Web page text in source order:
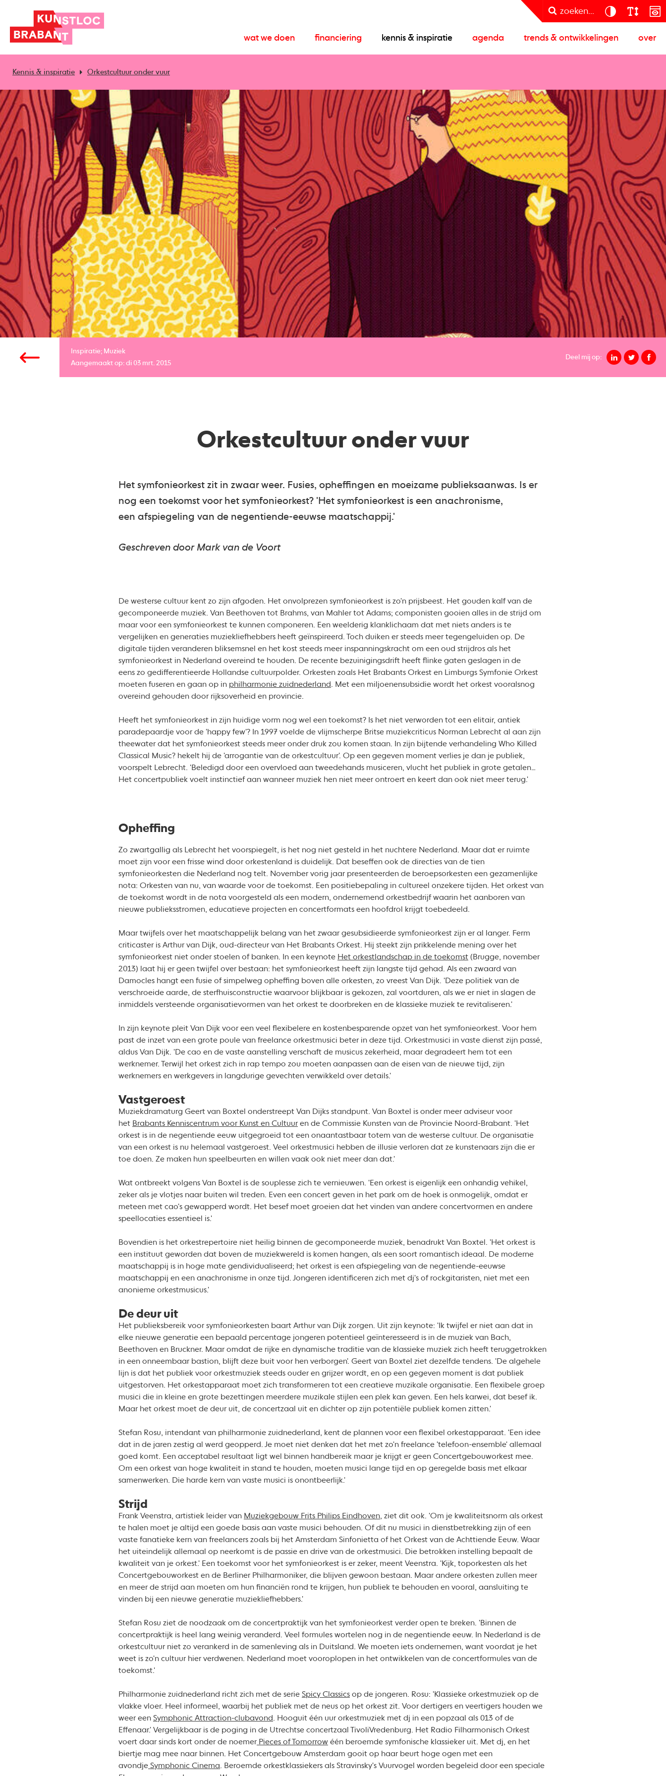
zoeken...
wat we doen financiering kennis & inspiratie agenda trends & ontwikkelingen over
Kennis & inspiratie Orkestcultuur onder vuur
Inspiratie; Muziek
Aangemaakt op: di 03 mrt. 2015
Deel mij op:
Orkestcultuur onder vuur
Het symfonieorkest zit in zwaar weer. Fusies, opheffingen en moeizame publieksaanwas. Is er
nog een toekomst voor het symfonieorkest? 'Het symfonieorkest is een anachronisme,
een afspiegeling van de negentiende-eeuwse maatschappij.'
Geschreven door Mark van de Voort
De westerse cultuur kent zo zijn afgoden. Het onvolprezen symfonieorkest is zo'n prijsbeest. Het gouden kalf van de
gecomponeerde muziek. Van Beethoven tot Brahms, van Mahler tot Adams; componisten gooien alles in de strijd om
maar voor een symfonieorkest te kunnen componeren. Een weelderig klanklichaam dat met niets anders is te
vergelijken en generaties muziekliefhebbers heeft geïnspireerd. Toch duiken er steeds meer tegengeluiden op. De
digitale tijden veranderen bliksemsnel en het kost steeds meer inspanningskracht om een oud strijdros als het
symfonieorkest in Nederland overeind te houden. De recente bezuinigingsdrift heeft flinke gaten geslagen in de
eens zo gedifferentieerde Hollandse cultuurpolder. Orkesten zoals Het Brabants Orkest en Limburgs Symfonie Orkest
moeten fuseren en gaan op in philharmonie zuidnederland. Met een miljoenensubsidie wordt het orkest vooralsnog
overeind gehouden door rijksoverheid en provincie.
Heeft het symfonieorkest in zijn huidige vorm nog wel een toekomst? Is het niet verworden tot een elitair, antiek
paradepaardje voor de 'happy few'? In 1997 voelde de vlijmscherpe Britse muziekcriticus Norman Lebrecht al aan zijn
theewater dat het symfonieorkest steeds meer onder druk zou komen staan. In zijn bijtende verhandeling Who Killed
Classical Music? hekelt hij de 'arrogantie van de orkestcultuur'. Op een gegeven moment verlies je dan je publiek,
voorspelt Lebrecht. 'Beledigd door een overvloed aan tweedehands musiceren, vlucht het publiek in grote getalen…
Het concertpubliek voelt instinctief aan wanneer muziek hen niet meer ontroert en keert dan ook niet meer terug.'
Opheffing
Zo zwartgallig als Lebrecht het voorspiegelt, is het nog niet gesteld in het nuchtere Nederland. Maar dat er ruimte
moet zijn voor een frisse wind door orkestenland is duidelijk. Dat beseffen ook de directies van de tien
symfonieorkesten die Nederland nog telt. November vorig jaar presenteerden de beroepsorkesten een gezamenlijke
nota: Orkesten van nu, van waarde voor de toekomst. Een positiebepaling in cultureel onzekere tijden. Het orkest van
de toekomst wordt in de nota voorgesteld als een modern, ondernemend orkestbedrijf waarin het aanboren van
nieuwe publieksstromen, educatieve projecten en concertformats een hoofdrol krijgt toebedeeld.
Maar twijfels over het maatschappelijk belang van het zwaar gesubsidieerde symfonieorkest zijn er al langer. Ferm
criticaster is Arthur van Dijk, oud-directeur van Het Brabants Orkest. Hij steekt zijn prikkelende mening over het
symfonieorkest niet onder stoelen of banken. In een keynote Het orkestlandschap in de toekomst (Brugge, november
2013) laat hij er geen twijfel over bestaan: het symfonieorkest heeft zijn langste tijd gehad. Als een zwaard van
Damocles hangt een fusie of simpelweg opheffing boven alle orkesten, zo vreest Van Dijk. 'Deze politiek van de
verschroeide aarde, de sterfhuisconstructie waarvoor blijkbaar is gekozen, zal voortduren, als we er niet in slagen de
inmiddels versteende organisatievormen van het orkest te doorbreken en de klassieke muziek te revitaliseren.'
In zijn keynote pleit Van Dijk voor een veel flexibelere en kostenbesparende opzet van het symfonieorkest. Voor hem
past de inzet van een grote poule van freelance orkestmusici beter in deze tijd. Orkestmusici in vaste dienst zijn passé,
aldus Van Dijk. 'De cao en de vaste aanstelling verschaft de musicus zekerheid, maar degradeert hem tot een
werknemer. Terwijl het orkest zich in rap tempo zou moeten aanpassen aan de eisen van de nieuwe tijd, zijn
werknemers en werkgevers in langdurige gevechten verwikkeld over details.'
Vastgeroest
Muziekdramaturg Geert van Boxtel onderstreept Van Dijks standpunt. Van Boxtel is onder meer adviseur voor
het Brabants Kenniscentrum voor Kunst en Cultuur en de Commissie Kunsten van de Provincie Noord-Brabant. 'Het
orkest is in de negentiende eeuw uitgegroeid tot een onaantastbaar totem van de westerse cultuur. De organisatie
van een orkest is nu helemaal vastgeroest. Veel orkestmusici hebben de illusie verloren dat ze kunstenaars zijn die er
toe doen. Ze maken hun speelbeurten en willen vaak ook niet meer dan dat.'
Wat ontbreekt volgens Van Boxtel is de souplesse zich te vernieuwen. 'Een orkest is eigenlijk een onhandig vehikel,
zeker als je vlotjes naar buiten wil treden. Even een concert geven in het park om de hoek is onmogelijk, omdat er
meteen met cao's gewapperd wordt. Het besef moet groeien dat het vinden van andere concertvormen en andere
speellocaties essentieel is.'
Bovendien is het orkestrepertoire niet heilig binnen de gecomponeerde muziek, benadrukt Van Boxtel. 'Het orkest is
een instituut geworden dat boven de muziekwereld is komen hangen, als een soort romantisch ideaal. De moderne
maatschappij is in hoge mate gendividualiseerd; het orkest is een afspiegeling van de negentiende-eeuwse
maatschappij en een anachronisme in onze tijd. Jongeren identificeren zich met dj's of rockgitaristen, niet met een
anonieme orkestmusicus.'
De deur uit
Het publieksbereik voor symfonieorkesten baart Arthur van Dijk zorgen. Uit zijn keynote: 'Ik twijfel er niet aan dat in
elke nieuwe generatie een bepaald percentage jongeren potentieel geïnteresseerd is in de muziek van Bach,
Beethoven en Bruckner. Maar omdat de rijke en dynamische traditie van de klassieke muziek zich heeft teruggetrokken
in een onneembaar bastion, blijft deze buit voor hen verborgen'. Geert van Boxtel ziet dezelfde tendens. 'De algehele
lijn is dat het publiek voor orkestmuziek steeds ouder en grijzer wordt, en op een gegeven moment is dat publiek
uitgestorven. Het orkestapparaat moet zich transformeren tot een creatieve muzikale organisatie. Een flexibele groep
musici die in kleine en grote bezettingen meerdere muzikale stijlen een plek kan geven. Een hels karwei, dat besef ik.
Maar het orkest moet de deur uit, de concertzaal uit en dichter op zijn potentiële publiek komen zitten.'
Stefan Rosu, intendant van philharmonie zuidnederland, kent de plannen voor een flexibel orkestapparaat. 'Een idee
dat in de jaren zestig al werd geopperd. Je moet niet denken dat het met zo'n freelance 'telefoon-ensemble' allemaal
goed komt. Een acceptabel resultaat ligt wel binnen handbereik maar je krijgt er geen Concertgebouworkest mee.
Om een orkest van hoge kwaliteit in stand te houden, moeten musici lange tijd en op geregelde basis met elkaar
samenwerken. Die harde kern van vaste musici is onontbeerlijk.'
Strijd
Frank Veenstra, artistiek leider van Muziekgebouw Frits Philips Eindhoven, ziet dit ook. 'Om je kwaliteitsnorm als orkest
te halen moet je altijd een goede basis aan vaste musici behouden. Of dit nu musici in dienstbetrekking zijn of een
vaste fanatieke kern van freelancers zoals bij het Amsterdam Sinfonietta of het Orkest van de Achttiende Eeuw. Waar
het uiteindelijk allemaal op neerkomt is de passie en drive van de orkestmusici. Die betrokken instelling bepaalt de
kwaliteit van je orkest.' Een toekomst voor het symfonieorkest is er zeker, meent Veenstra. 'Kijk, toporkesten als het
Concertgebouworkest en de Berliner Philharmoniker, die blijven gewoon bestaan. Maar andere orkesten zullen meer
en meer de strijd aan moeten om hun financiën rond te krijgen, hun publiek te behouden en vooral, aansluiting te
vinden bij een nieuwe generatie muziekliefhebbers.'
Stefan Rosu ziet de noodzaak om de concertpraktijk van het symfonieorkest verder open te breken. 'Binnen de
concertpraktijk is heel lang weinig veranderd. Veel formules wortelen nog in de negentiende eeuw. In Nederland is de
orkestcultuur niet zo verankerd in de samenleving als in Duitsland. We moeten iets ondernemen, want voordat je het
weet is zo'n cultuur hier verdwenen. Nederland moet vooroplopen in het ontwikkelen van de concertformules van de
toekomst.'
Philharmonie zuidnederland richt zich met de serie Spicy Classics op de jongeren. Rosu: 'Klassieke orkestmuziek op de
vlakke vloer. Heel informeel, waarbij het publiek met de neus op het orkest zit. Voor dertigers en veertigers houden we
weer een Symphonic Attraction-clubavond. Hooguit één uur orkestmuziek met dj in een popzaal als 013 of de
Effenaar.' Vergelijkbaar is de poging in de Utrechtse concertzaal TivoliVredenburg. Het Radio Filharmonisch Orkest
voert daar sinds kort onder de noemer Pieces of Tomorrow één beroemde symfonische klassieker uit. Met dj, en het
biertje mag mee naar binnen. Het Concertgebouw Amsterdam gooit op haar beurt hoge ogen met een
avondje Symphonic Cinema. Beroemde orkestklassiekers als Stravinsky's Vuurvogel worden begeleid door een speciale